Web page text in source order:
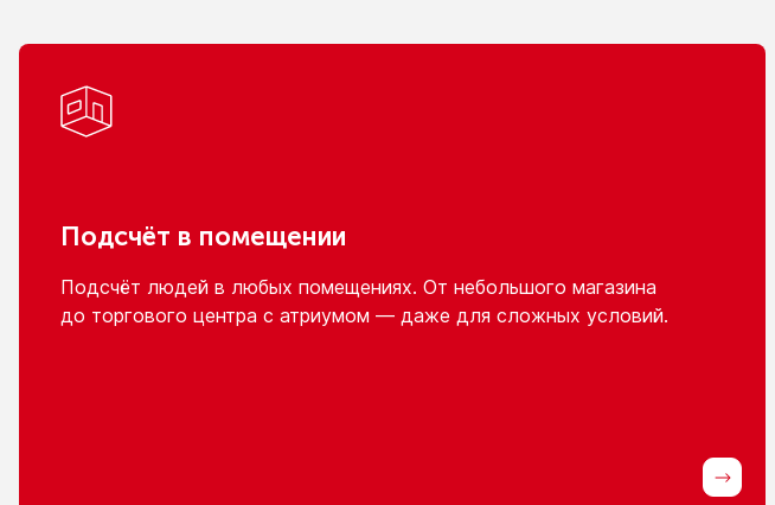
Подсчёт в помещении
Подсчёт людей в любых помещениях. От небольшого магазина
до торгового центра с атриумом — даже для сложных условий.